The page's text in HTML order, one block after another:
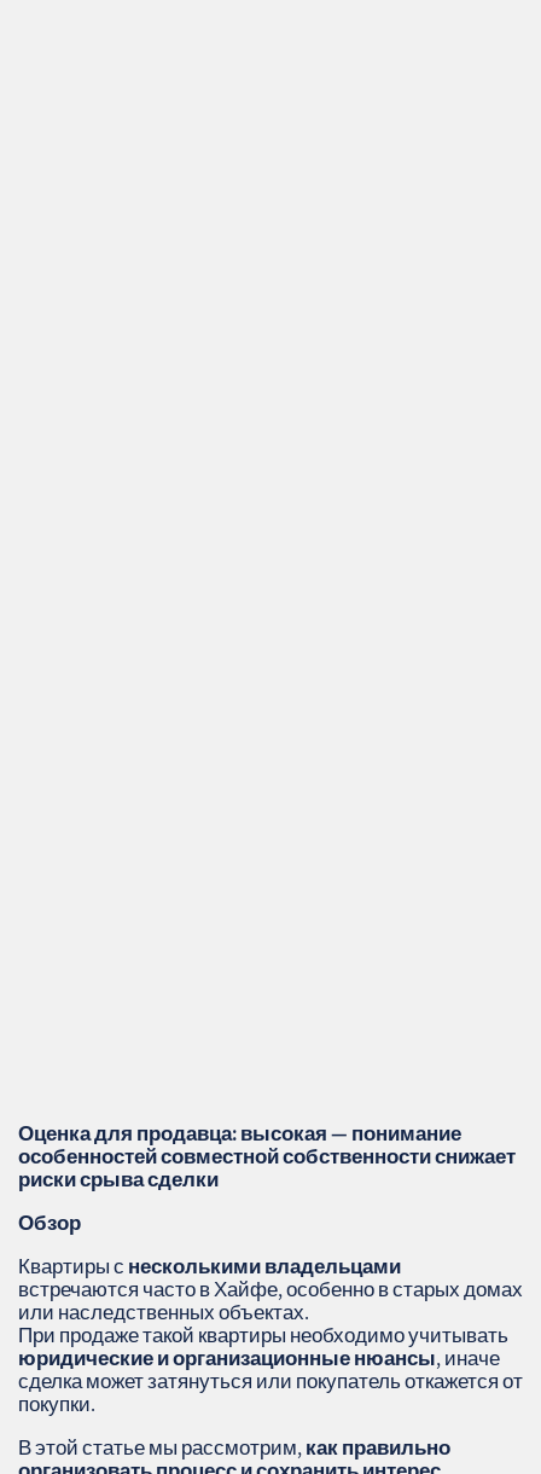
Оценка для продавца: высокая — понимание
особенностей совместной собственности снижает
риски срыва сделки
Обзор
Квартиры с несколькими владельцами
встречаются часто в Хайфе, особенно в старых домах
или наследственных объектах.
При продаже такой квартиры необходимо учитывать
юридические и организационные нюансы, иначе
сделка может затянуться или покупатель откажется от
покупки.
В этой статье мы рассмотрим,как правильно